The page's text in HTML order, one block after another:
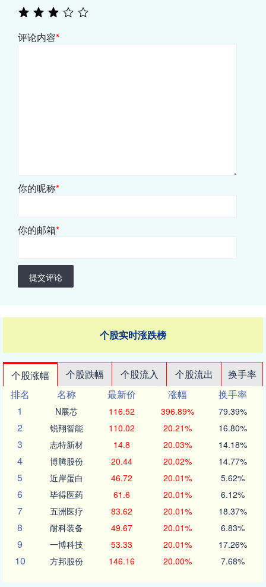
评论内容*
你的昵称*
你的邮箱*
提交评论
个股实时涨跌榜
个股涨幅 个股跌幅 个股流入 个股流出
换手率
排名
名称 最新价 涨幅
换手率
1
N展芯 116.52 396.89% 79.39%
2 锐翔智能 110.02 20.21% 16.80%
3 志特新材 14.8 20.03% 14.18%
4 博腾股份 20.44 20.02% 14.77%
5 近岸蛋白 46.72 20.01% 5.62%
6 毕得医药 61.6 20.01% 6.12%
7 五洲医疗 83.62 20.01% 18.37%
8 耐科装备 49.67 20.01% 6.83%
9 一博科技 53.33 20.01% 17.26%
10 方邦股份 146.16 20.00% 7.68%